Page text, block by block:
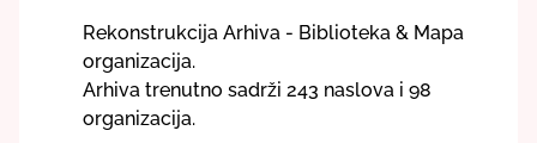
Rekonstrukcija Arhiva - Biblioteka & Mapa
organizacija.
Arhiva trenutno sadrži 243 naslova i 98
organizacija.